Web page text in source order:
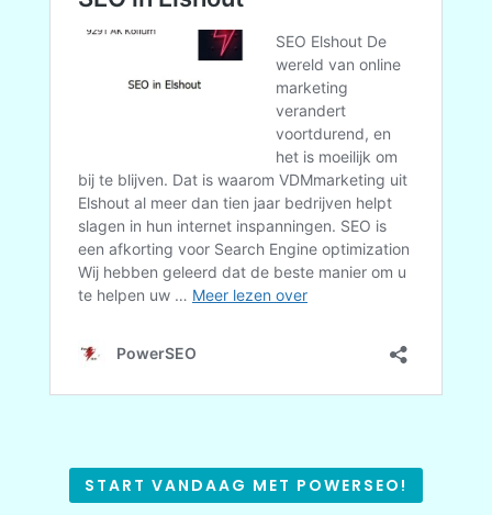
START VANDAAG MET POWERSEO!